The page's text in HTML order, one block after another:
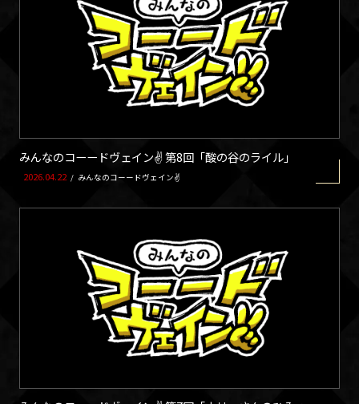
みんなのコーードヴェイン✌ 第8回「酸の谷のライル」
2026.04.22 / みんなのコーードヴェイン✌